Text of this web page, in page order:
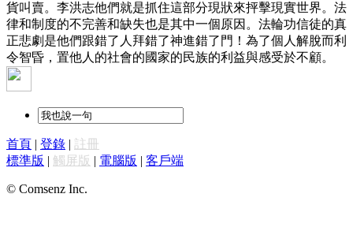
貨叫賣。李洪志他們就是抓住這部分現狀來抨擊現實世界。法
律和制度的不完善和缺失也是其中一個原因。法輪功信徒的真
正悲劇是他們跟錯了人拜錯了神進錯了門！為了個人解脫而利
令智昏，置他人的社會的國家的民族的利益與感受於不顧。
首頁 | 登錄 | 註冊
標準版 | 觸屏版 | 電腦版 | 客戶端
© Comsenz Inc.